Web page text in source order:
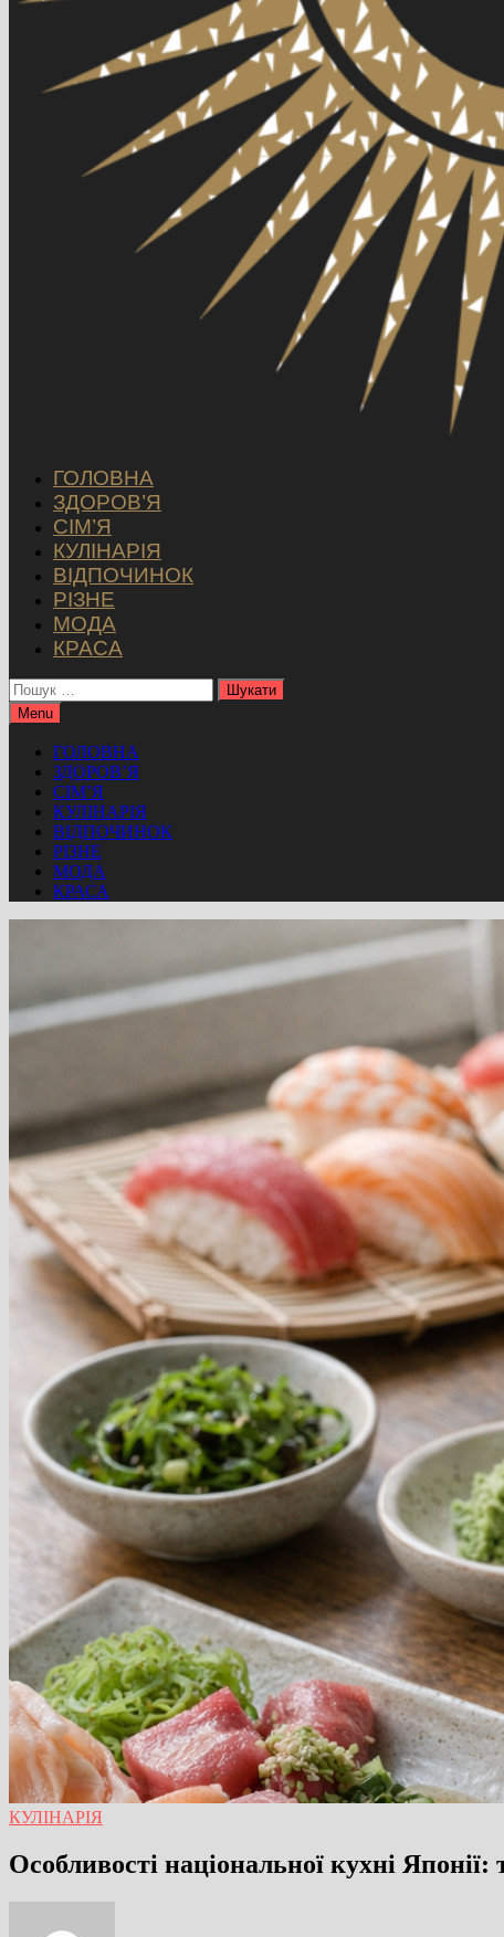
ГОЛОВНА
ЗДОРОВ’Я
СІМ’Я
КУЛІНАРІЯ
ВІДПОЧИНОК
РІЗНЕ
МОДА
КРАСА
Пошук:
Menu
ГОЛОВНА
ЗДОРОВ’Я
СІМ’Я
КУЛІНАРІЯ
ВІДПОЧИНОК
РІЗНЕ
МОДА
КРАСА
КУЛІНАРІЯ
Особливості національної кухні Японії: